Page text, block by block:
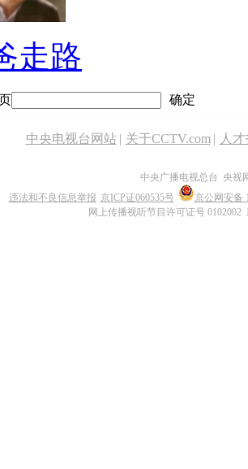
走路
确定
中央电视台网站 | 关于CCTV.com | 人
中央广播电视总台 央视
违法和不良信息举报 京ICP证060535号
京公网安备
网上传播视听节目许可证号 0102002